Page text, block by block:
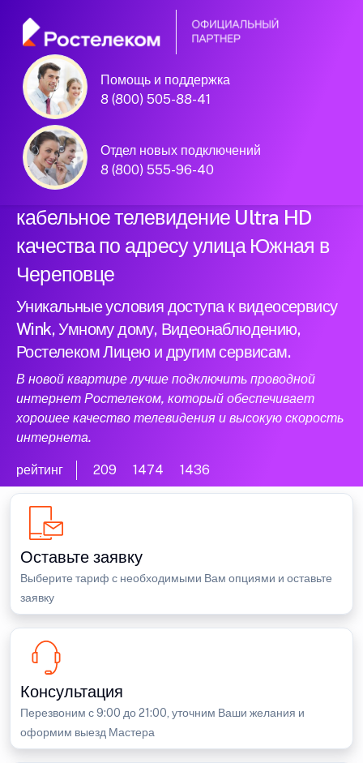
Помощь и поддержка
8 (800) 505-88-41
Отдел новых подключений
8 (800) 555-96-40
Официальный
партнер Ростелеком
Подключили новый интернет и
кабельное телевидение Ultra HD
качества по адресу улица Южная в
Череповце
Уникальные условия доступа к видеосервису
Wink, Умному дому, Видеонаблюдению,
Ростелеком Лицею и другим сервисам.
В новой квартире лучше подключить проводной
интернет Ростелеком, который обеспечивает
хорошее качество телевидения и высокую скорость
интернета.
рейтинг 209 1474 1436
Оставьте заявку
Выберите тариф с необходимыми Вам опциями и оставьте
заявку
Консультация
Перезвоним с 9:00 до 21:00, уточним Ваши желания и
оформим выезд Мастера